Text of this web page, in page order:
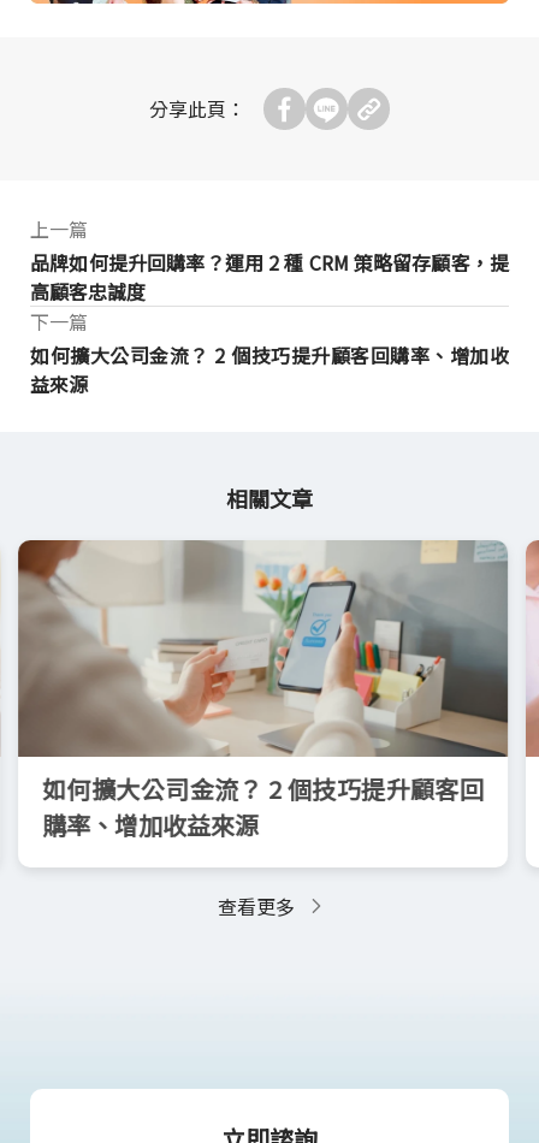
分享此頁：
上一篇
品牌如何提升回購率？運用 2 種 CRM 策略留存顧客，提
高顧客忠誠度
如何擴大公司金流？ 2 個技巧提升顧客回購率、增加收
益來源
下一篇
相關文章
如何擴大公司金流？ 2 個技巧提升顧客回
購率、增加收益來源
查看更多